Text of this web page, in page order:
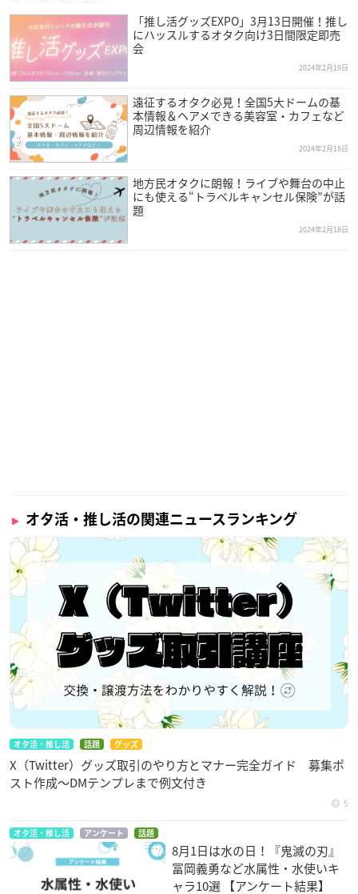
「推し活グッズEXPO」3月13日開催！推し
にハッスルするオタク向け3日間限定即売
会
2024年2月19日
遠征するオタク必見！全国5大ドームの基
本情報＆ヘアメできる美容室・カフェなど
周辺情報を紹介
2024年2月18日
地方民オタクに朗報！ライブや舞台の中止
にも使える“トラベルキャンセル保険”が話
題
2024年2月18日
オタ活・推し活の関連ニュースランキング
オタ活・推し活 話題 グッズ
X（Twitter）グッズ取引のやり方とマナー完全ガイド 募集ポ
スト作成〜DMテンプレまで例文付き
5
オタ活・推し活 アンケート 話題
8月1日は水の日！『鬼滅の刃』
冨岡義勇など水属性・水使いキ
ャラ10選 【アンケート結果】